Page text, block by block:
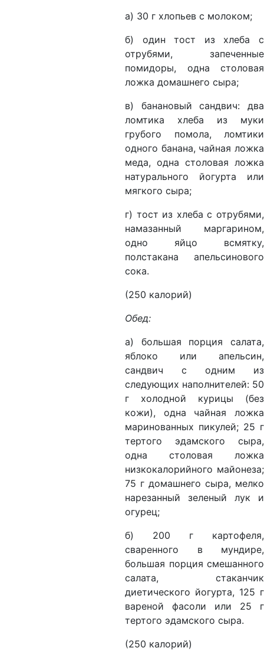
а) 30 г хлопьев с молоком;
б) один тост из хлеба с
отрубями, запеченные
помидоры, одна столовая
ложка домашнего сыра;
в) банановый сандвич: два
ломтика хлеба из муки
грубого помола, ломтики
одного банана, чайная ложка
меда, одна столовая ложка
натурального йогурта или
мягкого сыра;
г) тост из хлеба с отрубями,
намазанный маргарином,
одно яйцо всмятку,
полстакана апельсинового
сока.
(250 калорий)
Обед:
а) большая порция салата,
яблоко или апельсин,
сандвич с одним из
следующих наполнителей: 50
г холодной курицы (без
кожи), одна чайная ложка
маринованных пикулей; 25 г
тертого эдамского сыра,
одна столовая ложка
низкокалорийного майонеза;
75 г домашнего сыра, мелко
нарезанный зеленый лук и
огурец;
б) 200 г картофеля,
сваренного в мундире,
большая порция смешанного
салата, стаканчик
диетического йогурта, 125 г
вареной фасоли или 25 г
тертого эдамского сыра.
(250 калорий)